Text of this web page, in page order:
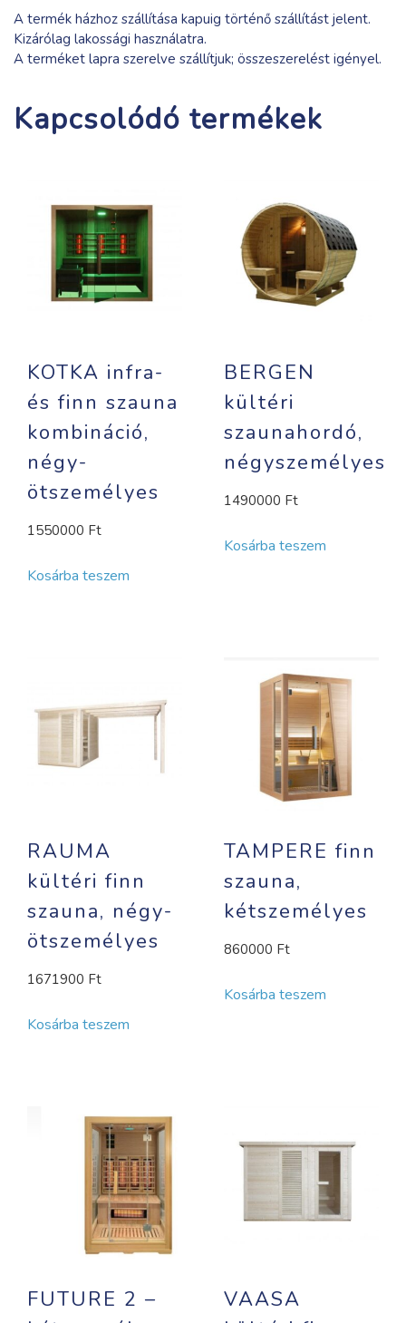
A termék házhoz szállítása kapuig történő szállítást jelent.
Kizárólag lakossági használatra.
A terméket lapra szerelve szállítjuk; összeszerelést igényel.
Kapcsolódó termékek
KOTKA infra-
és finn szauna
kombináció,
négy-
ötszemélyes
1550000 Ft
Kosárba teszem
BERGEN
kültéri
szaunahordó,
négyszemélyes
1490000 Ft
Kosárba teszem
RAUMA
kültéri finn
szauna, négy-
ötszemélyes
1671900 Ft
Kosárba teszem
TAMPERE finn
szauna,
kétszemélyes
860000 Ft
Kosárba teszem
FUTURE 2 –
VAASA